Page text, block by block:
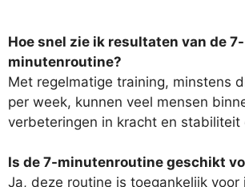
Hoe snel zie ik resultaten van de 7-
minutenroutine?
Met regelmatige training, minstens
per week, kunnen veel mensen
verbeteringen in kracht en stabiliteit
Is de 7-minutenroutine geschikt
Ja, deze routine is toegankelijk voor